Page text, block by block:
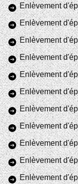
Enlèvement
Enlèvement
Enlèvement
Enlèvement
Enlèvement
Enlèvement
Enlèvement
Enlèvement
Enlèvement
Enlèvement
Enlèvement